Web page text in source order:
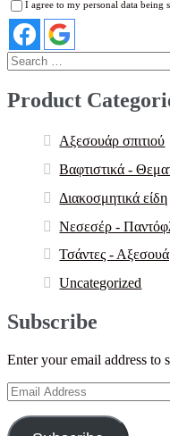
I agree to my personal data being
Search
for:
Product
Αξεσουάρ σπιτιού
Βαφτιστικά -
Διακοσμητικά είδη
Νεσεσέρ -
Τσάντες -
Uncategorized
Subscribe
Enter your email address to
Email
Address